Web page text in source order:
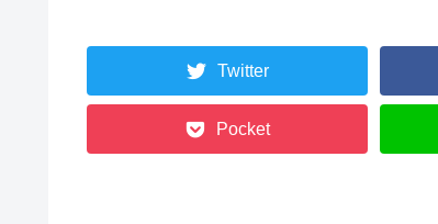
Twitter
Pocket